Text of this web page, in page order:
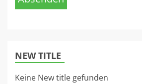
NEW TITLE
Keine New title gefunden